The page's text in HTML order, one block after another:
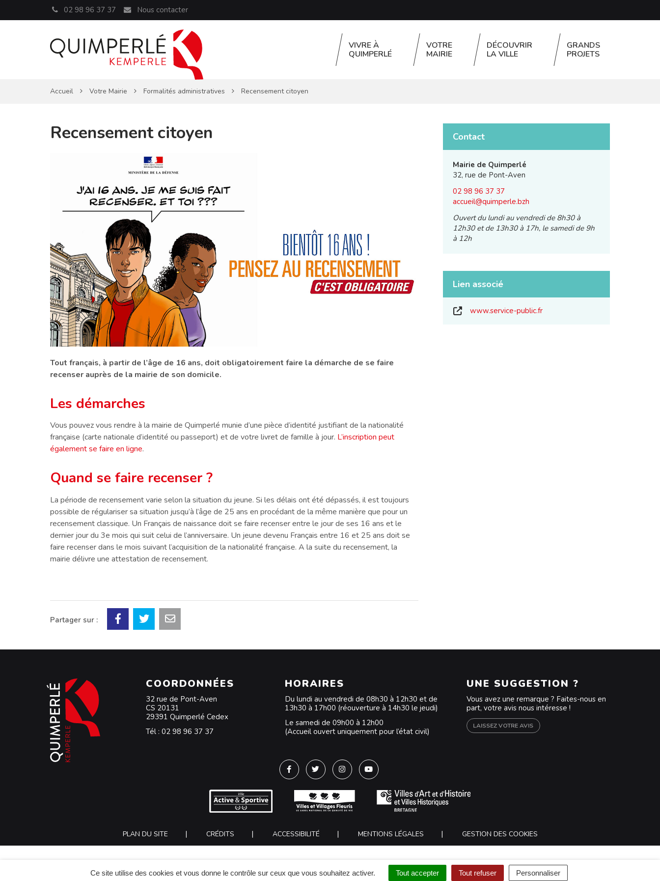
Ce site utilise des cookies et vous donne le contrôle sur ceux que vous souhaitez activer. Tout accepter Tout refuser Personnaliser
02 98 96 37 37 Nous contacter
VIVRE À
QUIMPERLÉ
VOTRE
MAIRIE
DÉCOUVRIR
LA VILLE
GRANDS
PROJETS
Accueil Votre Mairie Formalités administratives Recensement citoyen
Recensement citoyen
Tout français, à partir de l’âge de 16 ans, doit obligatoirement faire la démarche de se faire
recenser auprès de la mairie de son domicile.
Les démarches
Vous pouvez vous rendre à la mairie de Quimperlé munie d’une pièce d’identité justifiant de la nationalité
française (carte nationale d’identité ou passeport) et de votre livret de famille à jour. L’inscription peut
également se faire en ligne.
Quand se faire recenser ?
La période de recensement varie selon la situation du jeune. Si les délais ont été dépassés, il est toujours
possible de régulariser sa situation jusqu’à l’âge de 25 ans en procédant de la même manière que pour un
recensement classique. Un Français de naissance doit se faire recenser entre le jour de ses 16 ans et le
dernier jour du 3e mois qui suit celui de l’anniversaire. Un jeune devenu Français entre 16 et 25 ans doit se
faire recenser dans le mois suivant l’acquisition de la nationalité française. A la suite du recensement, la
mairie délivre une attestation de recensement.
Contact
Mairie de Quimperlé
32, rue de Pont-Aven
02 98 96 37 37
accueil@quimperle.bzh
Ouvert du lundi au vendredi de 8h30 à
12h30 et de 13h30 à 17h, le samedi de 9h
à 12h
Lien associé
www.service-public.fr
Partager sur :
COORDONNÉES
32 rue de Pont-Aven
CS 20131
29391 Quimperlé Cedex
Tél : 02 98 96 37 37
HORAIRES
Du lundi au vendredi de 08h30 à 12h30 et de
13h30 à 17h00 (réouverture à 14h30 le jeudi)
Le samedi de 09h00 à 12h00
(Accueil ouvert uniquement pour l’état civil)
UNE SUGGESTION ?
Vous avez une remarque ? Faites-nous en
part, votre avis nous intéresse !
LAISSEZ VOTRE AVIS
Lien vers le compte Facebook
Lien vers le compte Twitter
Lien vers le compte Instagram
Lien vers la chaîne Youtube
PLAN DU SITE CRÉDITS ACCESSIBILITÉ MENTIONS LÉGALES GESTION DES COOKIES